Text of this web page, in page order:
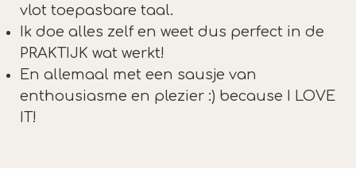
vlot toepasbare taal.
Ik doe alles zelf en weet dus perfect in de
PRAKTIJK wat werkt!
En allemaal met een sausje van
enthousiasme en plezier :) because I LOVE
IT!